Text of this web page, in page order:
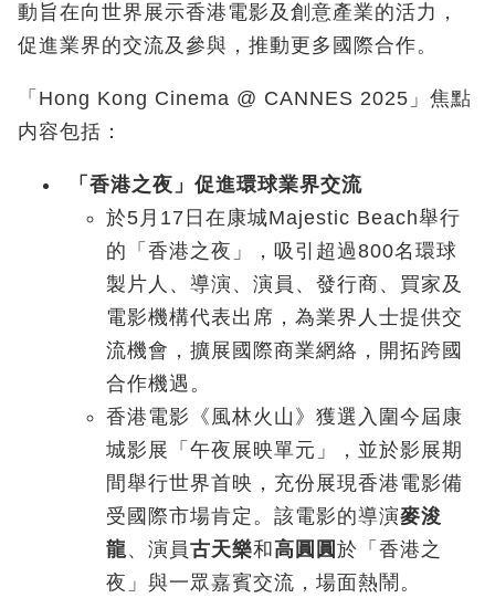
動旨在向世界展示香港電影及創意產業的活力，
促進業界的交流及參與，推動更多國際合作。
「Hong Kong Cinema @ CANNES 2025」焦點
内容包括：
「香港之夜」促進環球業界交流
於5月17日在康城Majestic Beach舉行
的「香港之夜」，吸引超過800名環球
製片人、導演、演員、發行商、買家及
電影機構代表出席，為業界人士提供交
流機會 ， 擴展國際商業網絡，開拓跨國
合作機遇。
香港電影《風林火山》獲選入圍今屆康
城影展「午夜展映單元」，並於影展期
間舉行世界首映，充份展現香港電影備
受國際市場肯定。該電影的導演麥浚
龍、演員古天樂和高圓圓 於「香港之
夜」與一眾嘉賓交流，場面熱鬧。